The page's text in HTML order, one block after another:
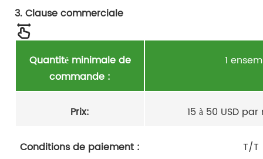
3. Clause commerciale
Quantité minimale de
commande :
1
Prix: 15 à 50 USD
Conditions de paiement : T/T